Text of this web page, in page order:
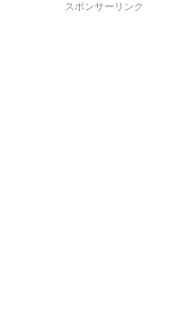
スポンサーリンク